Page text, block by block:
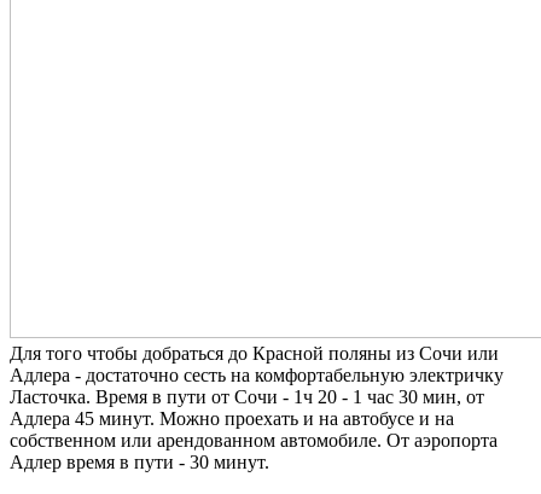
Для того чтобы добраться до Красной поляны из Сочи или
Адлера - достаточно сесть на комфортабельную электричку
Ласточка. Время в пути от Сочи - 1ч 20 - 1 час 30 мин, от
Адлера 45 минут. Можно проехать и на автобусе и на
собственном или арендованном автомобиле. От аэропорта
Адлер время в пути - 30 минут.